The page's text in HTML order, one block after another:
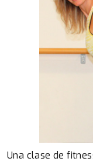
Una clase de